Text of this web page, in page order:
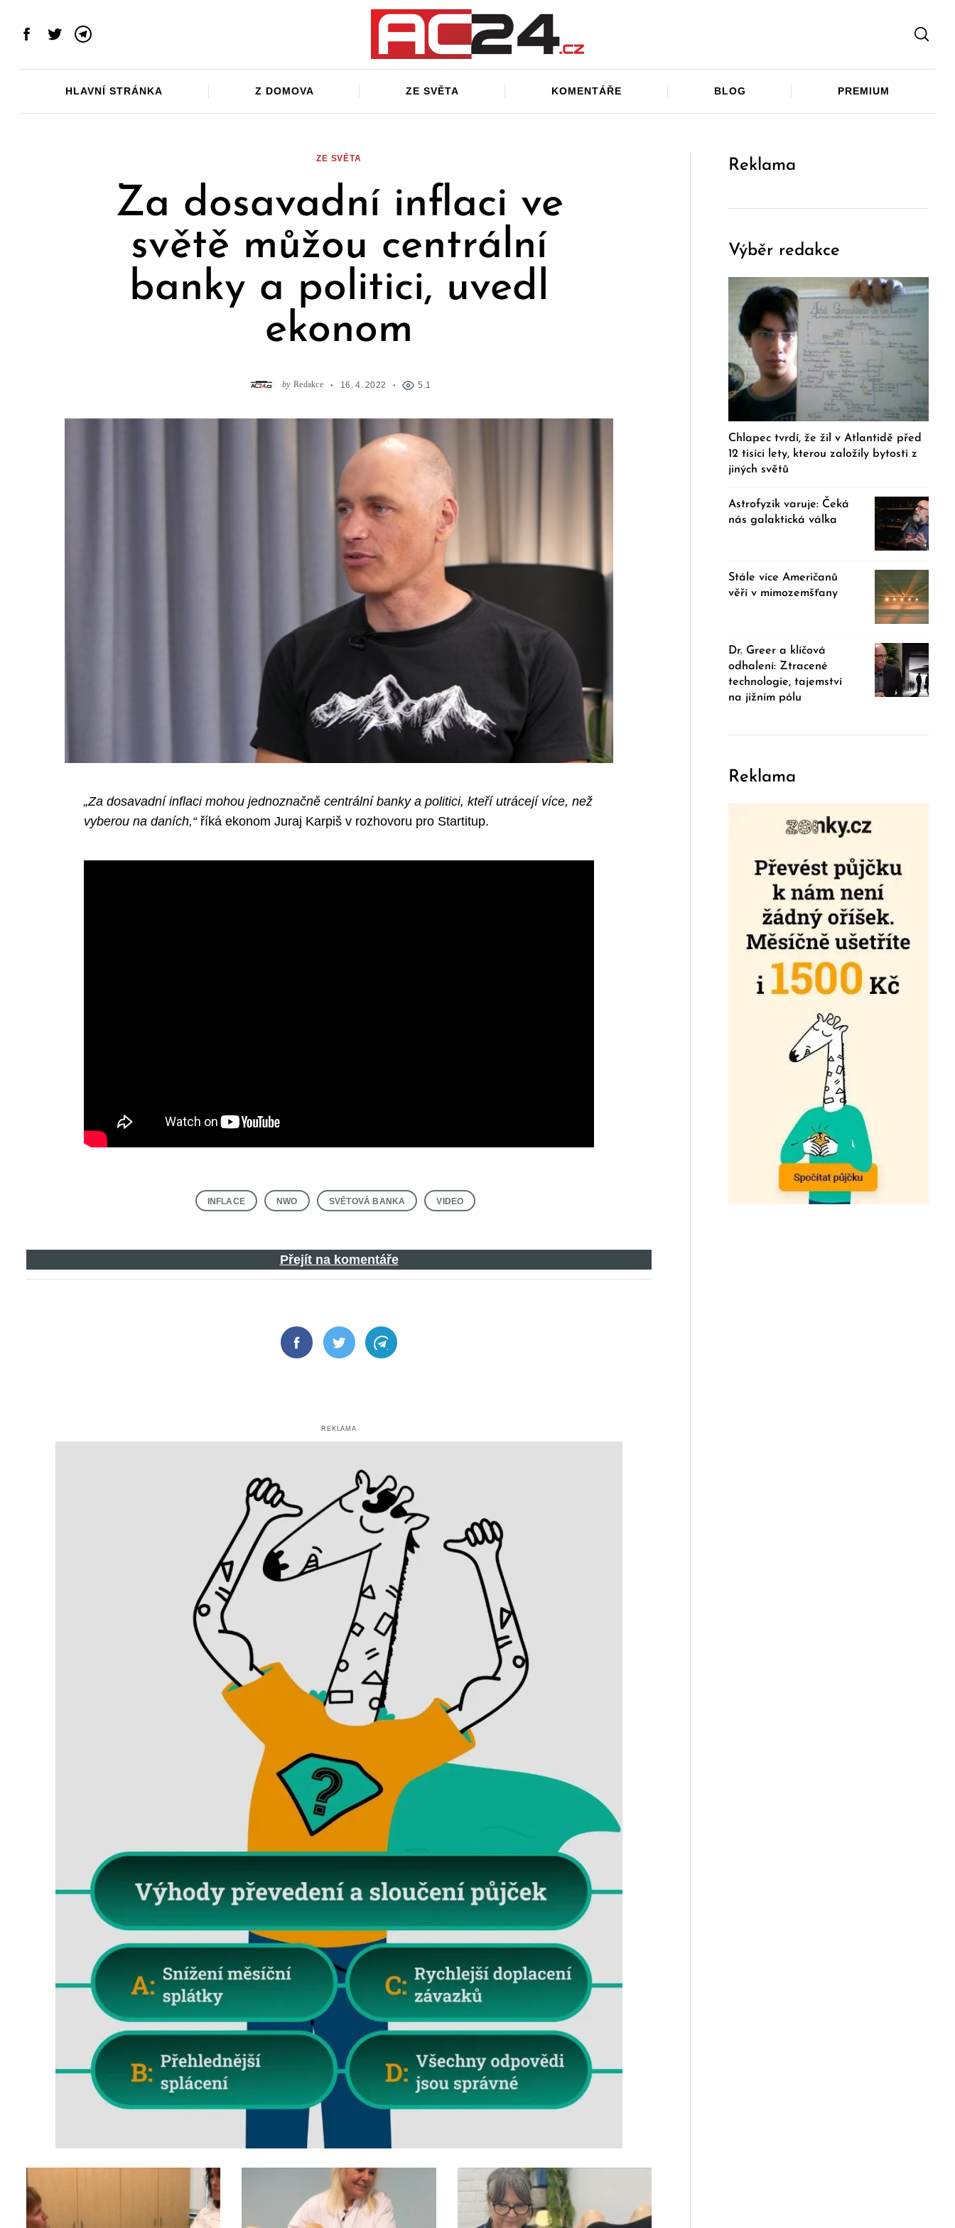
Facebook
TwitterTelegram
HLAVNÍ STRÁNKA Z DOMOVA ZE SVĚTA KOMENTÁŘE BLOG PREMIUM
ZE SVĚTA
Za dosavadní inflaci ve
světě můžou centrální
banky a politici, uvedl
ekonom
by Redakce 16. 4. 2022 5.1
„Za dosavadní inflaci mohou jednoznačně centrální banky a politici, kteří utrácejí více, než
vyberou na daních,“ říká ekonom Juraj Karpiš v rozhovoru pro Startitup.
INFLACE NWO SVĚTOVÁ BANKA VIDEO
Přejít na komentáře
FacebookTwitter Telegram
REKLAMA
Reklama
Výběr redakce
Chlapec tvrdí, že žil v Atlantidě před
12 tisíci lety, kterou založily bytosti z
jiných světů
Astrofyzik varuje: Čeká
nás galaktická válka
Stále více Američanů
věří v mimozemšťany
Dr. Greer a klíčová
odhalení: Ztracené
technologie, tajemství
na jižním pólu
Reklama